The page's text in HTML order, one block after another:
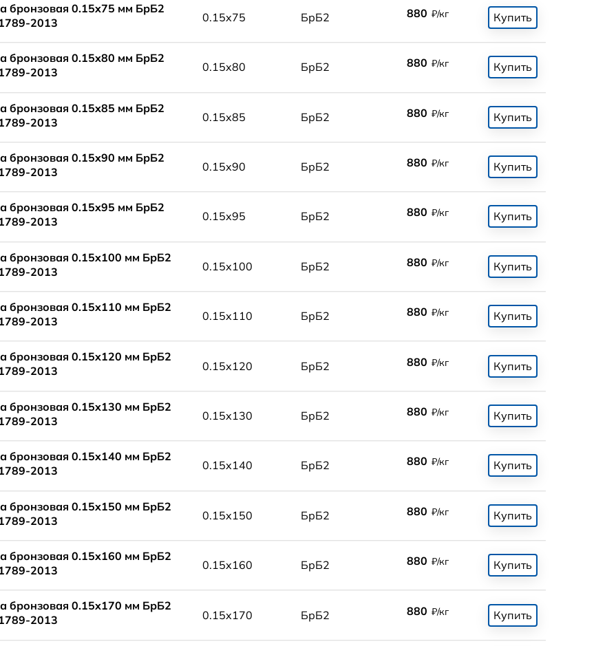
бронзовая 0.15x75 мм БрБ2
2013
0.15x75 БрБ2 880 ₽/кг Купить
бронзовая 0.15x80 мм БрБ2
2013
0.15x80 БрБ2 880 ₽/кг Купить
бронзовая 0.15x85 мм БрБ2
2013
0.15x85 БрБ2 880 ₽/кг Купить
бронзовая 0.15x90 мм БрБ2
2013
0.15x90 БрБ2 880 ₽/кг Купить
бронзовая 0.15x95 мм БрБ2
2013
0.15x95 БрБ2 880 ₽/кг Купить
бронзовая 0.15x100 мм БрБ2
2013
0.15x100 БрБ2 880 ₽/кг Купить
бронзовая 0.15x110 мм БрБ2
2013
0.15x110 БрБ2 880 ₽/кг Купить
бронзовая 0.15x120 мм БрБ2
2013
0.15x120 БрБ2 880 ₽/кг Купить
бронзовая 0.15x130 мм БрБ2
2013
0.15x130 БрБ2 880 ₽/кг Купить
бронзовая 0.15x140 мм БрБ2
2013
0.15x140 БрБ2 880 ₽/кг Купить
бронзовая 0.15x150 мм БрБ2
2013
0.15x150 БрБ2 880 ₽/кг Купить
бронзовая 0.15x160 мм БрБ2
2013
0.15x160 БрБ2 880 ₽/кг Купить
бронзовая 0.15x170 мм БрБ2
2013
0.15x170 БрБ2 880 ₽/кг Купить